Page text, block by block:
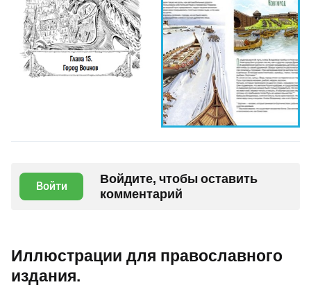
Войти
Войдите, чтобы оставить
комментарий
Иллюстрации для православного
издания.